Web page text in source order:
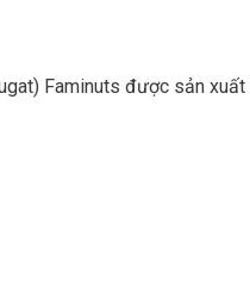
Faminuts được sản
ê
ố